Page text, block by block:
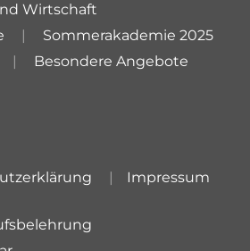
Wirtschaft
Sommerakademie 2025
Besondere Angebote
Impressum